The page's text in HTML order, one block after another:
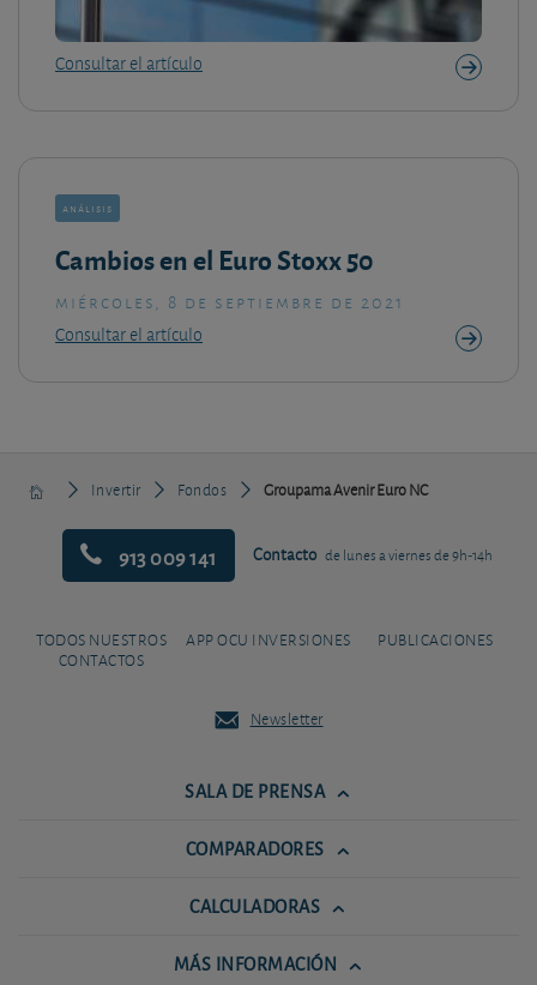
Consultar el artículo
análisis
Cambios en el Euro Stoxx 50
miércoles, 8 de septiembre de 2021
Consultar el artículo
Invertir Fondos Groupama Avenir Euro NC
913 009 141 Contacto de lunes a viernes de 9h-14h
TODOS NUESTROS
CONTACTOS
APP OCU INVERSIONES PUBLICACIONES
Newsletter
SALA DE PRENSA
COMPARADORES
CALCULADORAS
MÁS INFORMACIÓN